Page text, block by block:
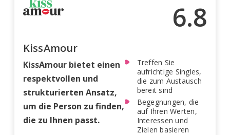
6.8
KissAmour
KissAmour bietet einen
respektvollen und
strukturierten Ansatz,
um die Person zu finden,
die zu Ihnen passt.
Treffen Sie
aufrichtige Singles,
die zum Austausch
bereit sind
Begegnungen, die
auf Ihren Werten,
Interessen und
Zielen basieren